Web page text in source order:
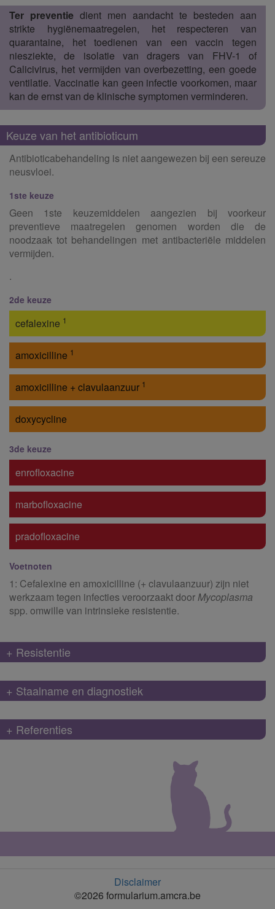
Ter preventie dient men aandacht te besteden aan
strikte hygiënemaatregelen, het respecteren van
quarantaine, het toedienen van een vaccin tegen
niesziekte, de isolatie van dragers van FHV-1 of
Calicivirus, het vermijden van overbezetting, een goede
ventilatie. Vaccinatie kan geen infectie voorkomen, maar
kan de ernst van de klinische symptomen verminderen.
Keuze van het antibioticum
Antibioticabehandeling is niet aangewezen bij een sereuze
neusvloei.
1ste keuze
Geen 1ste keuzemiddelen aangezien bij voorkeur
preventieve maatregelen genomen worden die de
noodzaak tot behandelingen met antibacteriële middelen
vermijden.
.
2de keuze
cefalexine 1
amoxicilline 1
amoxicilline + clavulaanzuur 1
doxycycline
3de keuze
enrofloxacine
marbofloxacine
pradofloxacine
Voetnoten
1: Cefalexine en amoxicilline (+ clavulaanzuur) zijn niet
werkzaam tegen infecties veroorzaakt doorMycoplasma
spp. omwille van intrinsieke resistentie.
+ Resistentie
+ Staalname en diagnostiek
+ Referenties
Disclaimer
©2026 formularium.amcra.be